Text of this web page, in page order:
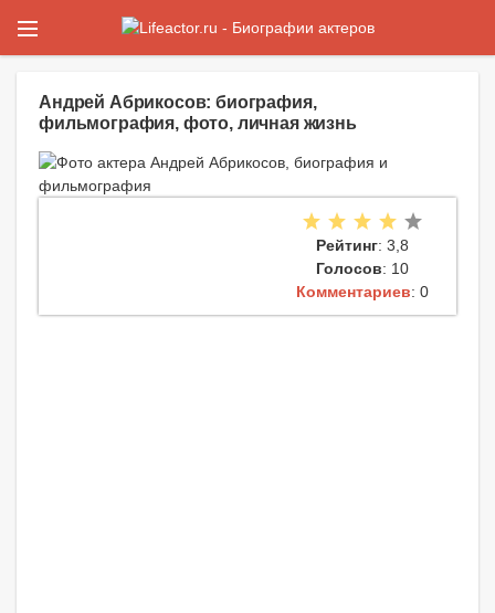
Андрей Абрикосов: биография,
фильмография, фото, личная жизнь
Рейтинг: 3,8
Голосов: 10
Комментариев: 0